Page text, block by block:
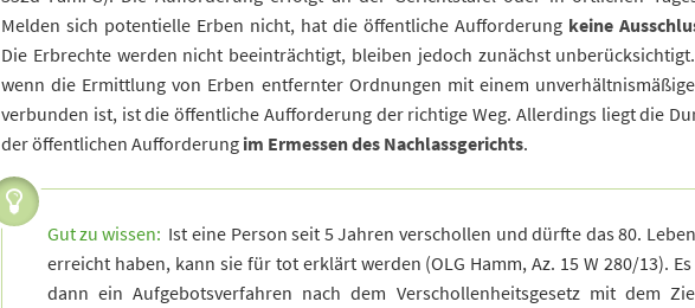
Melden sich potentielle Erben nicht, hat die öffentliche Aufforderung keine
Die Erbrechte werden nicht beeinträchtigt, bleiben jedoch zunächst
wenn die Ermittlung von Erben entfernter Ordnungen mit einem
verbunden ist, ist die öffentliche Aufforderung der richtige Weg. Allerdings liegt die
der öffentlichen Aufforderung im Ermessen des Nachlassgerichts.
Gut zu wissen: Ist eine Person seit 5 Jahren verschollen und dürfte das 80.
erreicht haben, kann sie für tot erklärt werden (OLG Hamm, Az. 15 W 280/13).
dann ein Aufgebotsverfahren nach dem Verschollenheitsgesetz mit dem